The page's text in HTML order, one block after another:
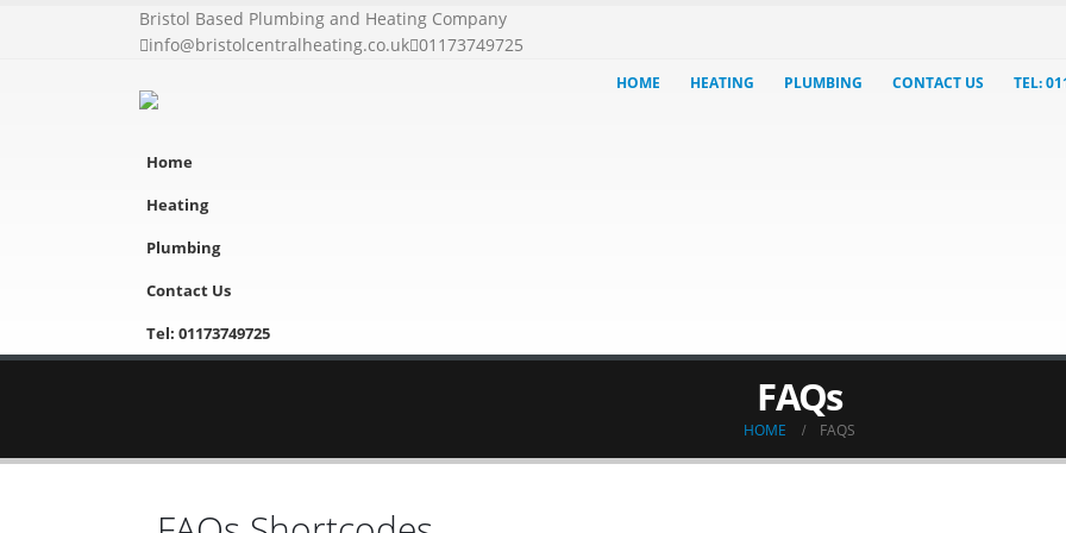
Bristol Based Plumbing and Heating Company
info@bristolcentralheating.co.uk 01173749725
HOME HEATING PLUMBING CONTACT US TEL:
Home
Heating
Plumbing
Contact Us
Tel: 01173749725
FAQs
HOME FAQS